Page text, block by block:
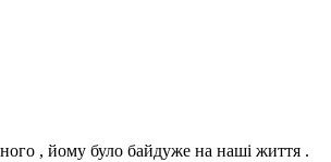
, йому було байдуже на наші життя .